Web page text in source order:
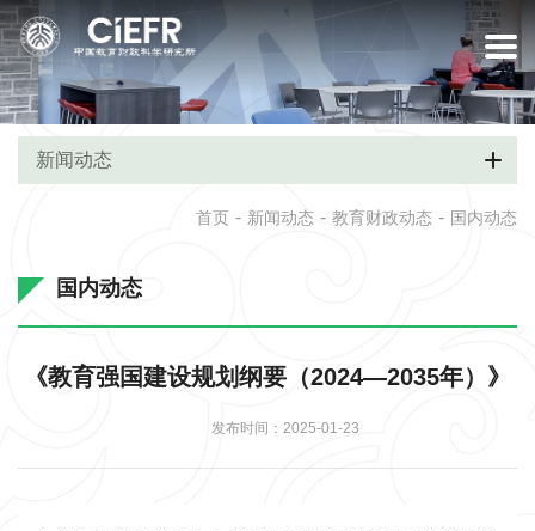
新闻动态
首页 - 新闻动态 - 教育财政动态 - 国内动态
国内动态
《教育强国建设规划纲要（2024—2035年）》
发布时间：2025-01-23